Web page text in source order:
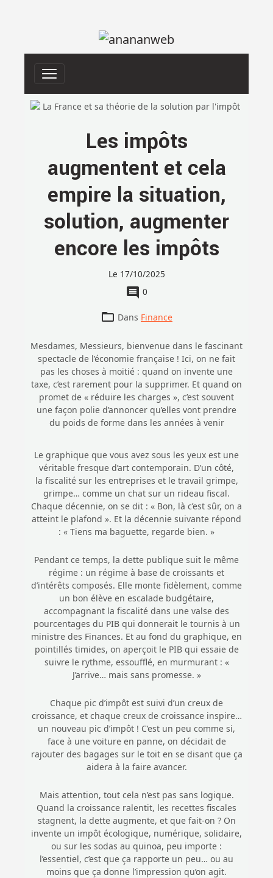
Les impôts
augmentent et cela
empire la situation,
solution, augmenter
encore les impôts
Le 17/10/2025
0
Dans Finance
Mesdames, Messieurs, bienvenue dans le fascinant
spectacle de l’économie française ! Ici, on ne fait
pas les choses à moitié : quand on invente une
taxe, c’est rarement pour la supprimer. Et quand on
promet de « réduire les charges », c’est souvent
une façon polie d’annoncer qu’elles vont prendre
du poids de forme dans les années à venir
Le graphique que vous avez sous les yeux est une
véritable fresque d’art contemporain. D’un côté,
la fiscalité sur les entreprises et le travail grimpe,
grimpe… comme un chat sur un rideau fiscal.
Chaque décennie, on se dit : « Bon, là c’est sûr, on a
atteint le plafond ». Et la décennie suivante répond
: « Tiens ma baguette, regarde bien. »
Pendant ce temps, la dette publique suit le même
régime : un régime à base de croissants et
d’intérêts composés. Elle monte fidèlement, comme
un bon élève en escalade budgétaire,
accompagnant la fiscalité dans une valse des
pourcentages du PIB qui donnerait le tournis à un
ministre des Finances. Et au fond du graphique, en
pointillés timides, on aperçoit le PIB qui essaie de
suivre le rythme, essoufflé, en murmurant : «
J’arrive… mais sans promesse. »
Chaque pic d’impôt est suivi d’un creux de
croissance, et chaque creux de croissance inspire…
un nouveau pic d’impôt ! C’est un peu comme si,
face à une voiture en panne, on décidait de
rajouter des bagages sur le toit en se disant que ça
aidera à la faire avancer.
Mais attention, tout cela n’est pas sans logique.
Quand la croissance ralentit, les recettes fiscales
stagnent, la dette augmente, et que fait-on ? On
invente un impôt écologique, numérique, solidaire,
ou sur les sodas au quinoa, peu importe :
l’essentiel, c’est que ça rapporte un peu… ou au
moins que ça donne l’impression qu’on agit.